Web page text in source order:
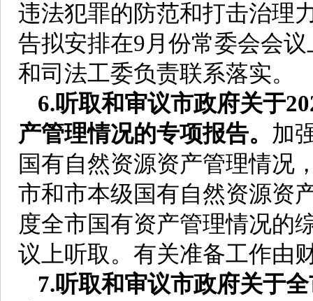
违法犯罪的防范和打击治理
告拟安排在9月份常委会会
和司法工委负责联系落实。
6.听取和审议市政府关于
产管理情况的专项报告。 加
国有自然资源资产管理情况
市和市本级国有自然资源资
度全市国有资产管理情况的
议上听取。有关准备工作由
7.听取和审议市政府关于